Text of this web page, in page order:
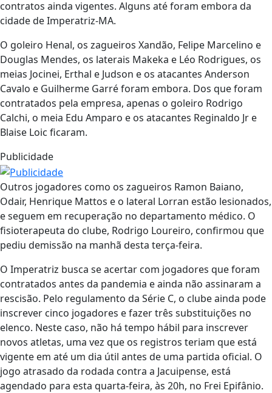
contratos ainda vigentes. Alguns até foram embora da
cidade de Imperatriz-MA.
O goleiro Henal, os zagueiros Xandão, Felipe Marcelino e
Douglas Mendes, os laterais Makeka e Léo Rodrigues, os
meias Jocinei, Erthal e Judson e os atacantes Anderson
Cavalo e Guilherme Garré foram embora. Dos que foram
contratados pela empresa, apenas o goleiro Rodrigo
Calchi, o meia Edu Amparo e os atacantes Reginaldo Jr e
Blaise Loic ficaram.
Publicidade
Outros jogadores como os zagueiros Ramon Baiano,
Odair, Henrique Mattos e o lateral Lorran estão lesionados,
e seguem em recuperação no departamento médico. O
fisioterapeuta do clube, Rodrigo Loureiro, confirmou que
pediu demissão na manhã desta terça-feira.
O Imperatriz busca se acertar com jogadores que foram
contratados antes da pandemia e ainda não assinaram a
rescisão. Pelo regulamento da Série C, o clube ainda pode
inscrever cinco jogadores e fazer três substituições no
elenco. Neste caso, não há tempo hábil para inscrever
novos atletas, uma vez que os registros teriam que está
vigente em até um dia útil antes de uma partida oficial. O
jogo atrasado da rodada contra a Jacuipense, está
agendado para esta quarta-feira, às 20h, no Frei Epifânio.